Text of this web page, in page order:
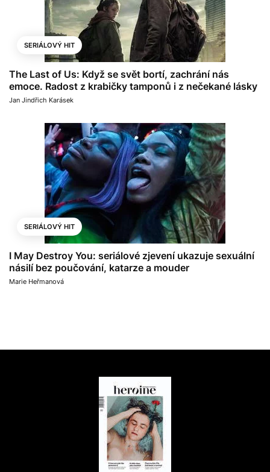
SERIÁLOVÝ HIT
The Last of Us: Když se svět bortí, zachrání nás
emoce. Radost z krabičky tamponů i z nečekané lásky
Jan Jindřich Karásek
SERIÁLOVÝ HIT
I May Destroy You: seriálové zjevení ukazuje sexuální
násilí bez poučování, katarze a mouder
Marie Heřmanová